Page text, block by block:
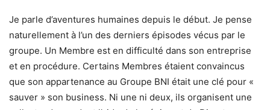
Je parle d’aventures humaines depuis le début. Je pense
naturellement à l’un des derniers épisodes vécus par le
groupe. Un Membre est en difficulté dans son entreprise
et en procédure. Certains Membres étaient convaincus
que son appartenance au Groupe BNI était une clé pour «
sauver » son business. Ni une ni deux, ils organisent une